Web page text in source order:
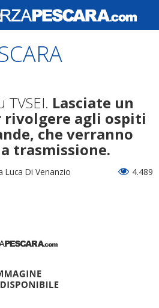
TVSEI. Lasciate un
rivolgere agli ospiti
che verranno
trasmissione.
Luca Di Venanzio 4.489